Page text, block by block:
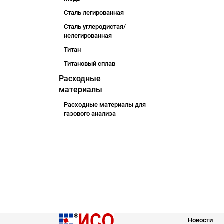
Сталь легированная
Сталь углеродистая/
нелегированная
Титан
Титановый сплав
Расходные
материалы
Расходные материалы для
газового анализа
Новости